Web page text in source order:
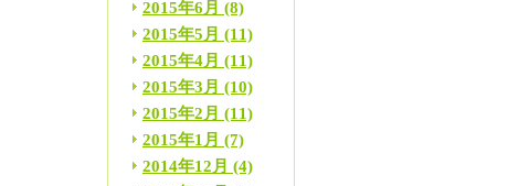
2015年6月 (8)
2015年5月 (11)
2015年4月 (11)
2015年3月 (10)
2015年2月 (11)
2015年1月 (7)
2014年12月 (4)